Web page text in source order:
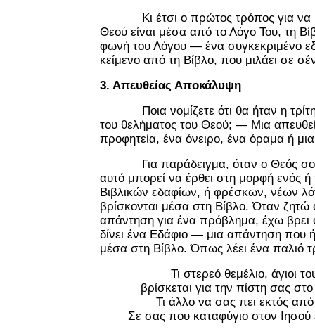
Κι έτσι ο πρώτος τρόπος για να
Θεού είναι μέσα από το Λόγο Του, τη
φωνή του Λόγου — ένα συγκεκριμένο
κείμενο από τη Βίβλο, που μιλάει σε
3. Απευθείας Αποκάλυψη
Ποια νομίζετε ότι θα ήταν η τρίτη
του θελήματος του Θεού; — Μια
προφητεία, ένα όνειρο, ένα όραμα ή
Για παράδειγμα, όταν ο Θεός σου
αυτό μπορεί να έρθει στη μορφή ενός
Βιβλικών εδαφίων, ή φρέσκων, νέων
βρίσκονται μέσα στη Βίβλο. Όταν
απάντηση για ένα πρόβλημα, έχω βρει
δίνει ένα Εδάφιο — μια απάντηση που
μέσα στη Βίβλο. Όπως λέει ένα παλιό
Τι στερεό θεμέλιο, άγιοι
βρίσκεται για την πίστη σας
Τι άλλο να σας πει εκτός από
Σε σας που καταφύγιο στον